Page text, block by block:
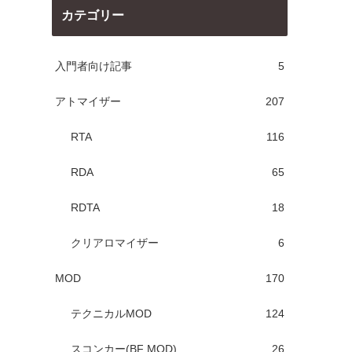
カテゴリー
入門者向け記事 5
アトマイザー 207
RTA 116
RDA 65
RDTA 18
クリアロマイザー 6
MOD 170
テクニカルMOD 124
スコンカー(BF MOD) 26